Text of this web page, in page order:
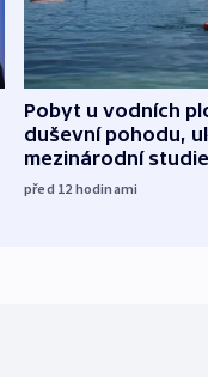
Pobyt u vodních
duševní pohodu,
mezinárodní studie
před 12 hodinami